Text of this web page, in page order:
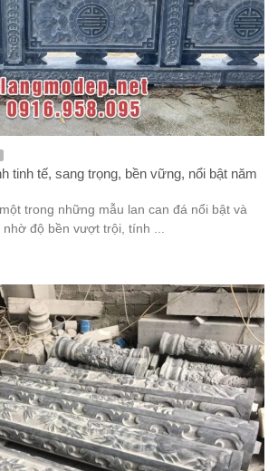
tinh tế, sang trọng, bền vững, nổi bật năm
trong những mẫu lan can đá nổi bật và
độ bền vượt trội, tính ...